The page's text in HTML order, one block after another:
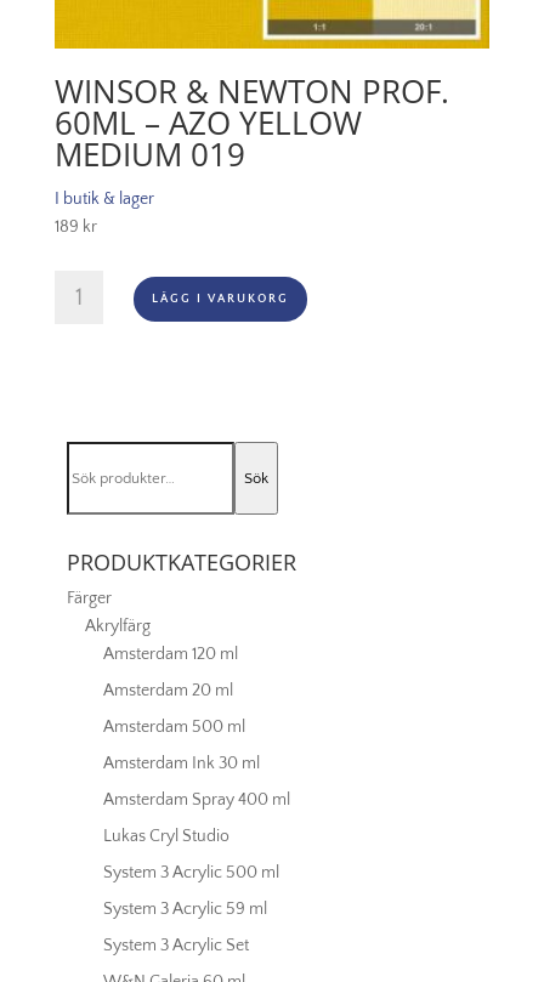
WINSOR & NEWTON PROF.
60ML – AZO YELLOW
MEDIUM 019
I butik & lager
189 kr
Azo
Yellow
mängd
LÄGG I VARUKORG
efter:
Sök
PRODUKTKATEGORIER
Färger
Akrylfärg
Amsterdam 120 ml
Amsterdam 20 ml
Amsterdam 500 ml
Amsterdam Ink 30 ml
Amsterdam Spray 400 ml
Lukas Cryl Studio
System 3 Acrylic 500 ml
System 3 Acrylic 59 ml
System 3 Acrylic Set